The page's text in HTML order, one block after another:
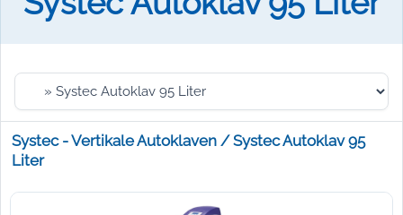
Systec - Vertikale Autoklaven / Systec Autoklav 95
Liter